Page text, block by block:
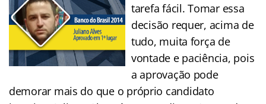
tarefa fácil. Tomar essa
decisão requer, acima de
tudo, muita força de
vontade e paciência, pois
a aprovação pode
demorar mais do que o próprio candidato